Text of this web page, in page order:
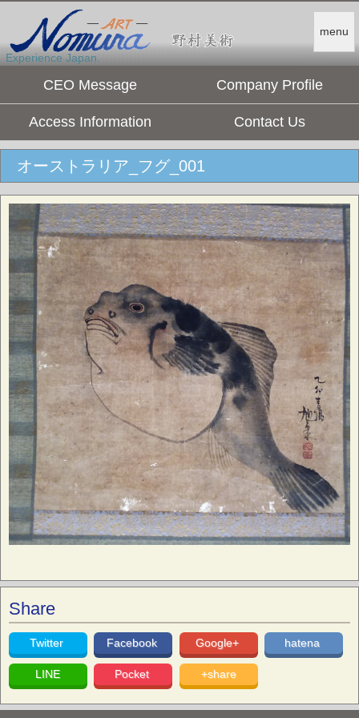
menu
Experience Japan.
CEO Message Company Profile
Access Information Contact Us
オーストラリア_フグ_001
Share
Twitter Facebook Google+ hatena
LINE Pocket +share